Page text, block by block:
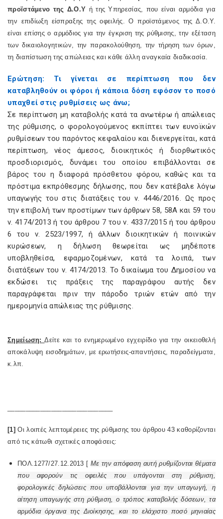
προϊστάμενο της Δ.Ο.Υ ή της Υπηρεσίας, που είναι αρμόδια για
την επιδίωξη είσπραξης της οφειλής. Ο προϊστάμενος της Δ.Ο.Υ.
είναι επίσης ο αρμόδιος για την έγκριση της ρύθμισης, την εξέταση
των δικαιολογητικών, την παρακολούθηση, την τήρηση των όρων,
τη διαπίστωση της απώλειας και κάθε άλλη αναγκαία διαδικασία.
Ερώτηση: Τι γίνεται σε περίπτωση που δεν
καταβληθούν οι φόροι ή κάποια δόση εφόσον το ποσό
υπαχθεί στις ρυθμίσεις ως άνω;
Σε περίπτωση μη καταβολής κατά τα ανωτέρω ή απώλειας
της ρύθμισης, ο φορολογούμενος εκπίπτει των ευνοϊκών
ρυθμίσεων του παρόντος κεφαλαίου και διενεργείται, κατά
περίπτωση, νέος άμεσος, διοικητικός ή διορθωτικός
προσδιορισμός, δυνάμει του οποίου επιβάλλονται σε
βάρος του η διαφορά πρόσθετου φόρου, καθώς και τα
πρόστιμα εκπρόθεσμης δήλωσης, που δεν κατέβαλε λόγω
υπαγωγής του στις διατάξεις του ν. 4446/2016. Ως προς
την επιβολή των προστίμων των άρθρων 58, 58Α και 59 του
ν. 4174/2013 ή του άρθρου 7 του ν. 4337/2015 ή του άρθρου
6 του ν. 2523/1997, ή άλλων διοικητικών ή ποινικών
κυρώσεων, η δήλωση θεωρείται ως μηδέποτε
υποβληθείσα, εφαρμοζομένων, κατά τα λοιπά, των
διατάξεων του ν. 4174/2013. Το δικαίωμα του Δημοσίου να
εκδώσει τις πράξεις της παραγράφου αυτής δεν
παραγράφεται πριν την πάροδο τριών ετών από την
ημερομηνία απώλειας της ρύθμισης.
Σημείωση:Δείτε και το ενημερωμένο εγχειρίδιο για την οικειοθελή
αποκάλυψη εισοδημάτων, με ερωτήσεις-απαντήσεις, παραδείγματα,
κ.λπ.
[1]Οι λοιπές λεπτομέρειες της ρύθμισης του άρθρου 43 καθορίζονται
από τις κάτωθι σχετικές αποφάσεις:
ΠΟΛ.1277/27.12.2013 [ Με την απόφαση αυτή ρυθμίζονται θέματα
που αφορούν τις οφειλές που υπάγονται στη ρύθμιση,
φορολογικές δηλώσεις που υποβάλλονται για την υπαγωγή, η
αίτηση υπαγωγής στη ρύθμιση, ο τρόπος καταβολής δόσεων, τα
αρμόδια όργανα της Διοίκησης, και το ελάχιστο ποσό μηνιαίας